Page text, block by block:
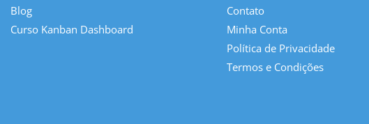
Blog
Curso Kanban Dashboard
Contato
Minha Conta
Política de Privacidade
Termos e Condições